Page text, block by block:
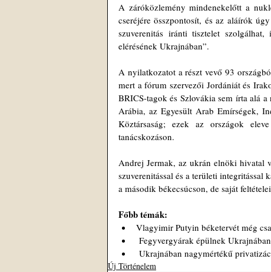
A záróközlemény mindenekelőtt a
cseréjére összpontosít, és az aláírók
szuverenitás iránti tisztelet
elérésének Ukrajnában”.
A nyilatkozatot a részt vevő 93
mert a fórum szervezői Jordániát és
BRICS-tagok és Szlovákia sem írta alá
Arábia, az Egyesült Arab Emírségek,
Köztársaság; ezek az országok
tanácskozáson.
Andrej Jermak, az ukrán elnöki hivatal
szuverenitással és a területi integritással
a második békecsúcson, de saját
Főbb témák:
Vlagyimir Putyin béketervét még
Fegyvergyárak épülnek
Ukrajnában nagymértékű
Új Történelem